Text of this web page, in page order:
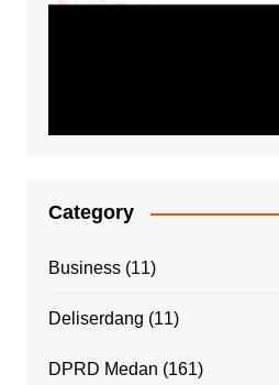
Category
Business(11)
Deliserdang (11)
DPRD Medan (161)